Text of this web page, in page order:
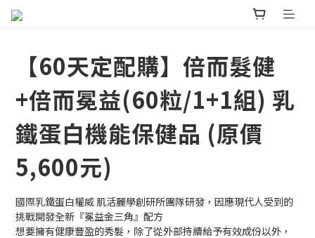
【60天定配購】倍而髮健
+倍而冕益(60粒/1+1組) 乳
鐵蛋白機能保健品 (原價
5,600元)
國際乳鐵蛋白權威 肌活麗學創研所團隊研發，因應現代人受到的
挑戰開發全新『冕益金三角』配方
想要擁有健康豐盈的秀髮，除了從外部持續給予有效成份以外，